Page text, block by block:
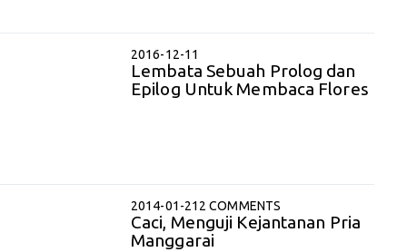
2016-12-11
Lembata Sebuah Prolog dan
Epilog Untuk Membaca Flores
2014-01-212 COMMENTS
Caci, Menguji Kejantanan Pria
Manggarai